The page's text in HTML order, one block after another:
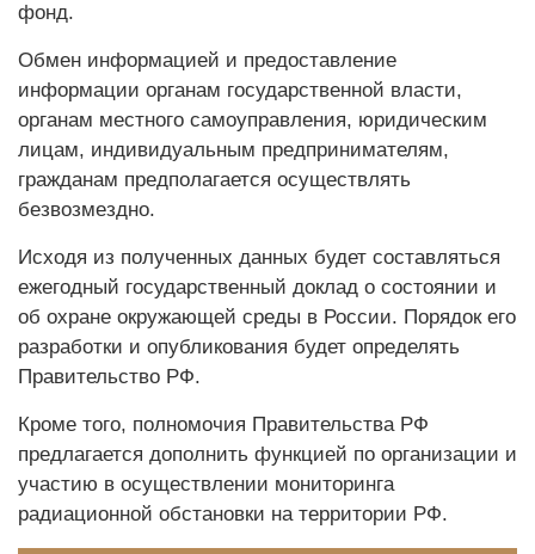
фонд.
Обмен информацией и предоставление
информации органам государственной власти,
органам местного самоуправления, юридическим
лицам, индивидуальным предпринимателям,
гражданам предполагается осуществлять
безвозмездно.
Исходя из полученных данных будет составляться
ежегодный государственный доклад о состоянии и
об охране окружающей среды в России. Порядок его
разработки и опубликования будет определять
Правительство РФ.
Кроме того, полномочия Правительства РФ
предлагается дополнить функцией по организации и
участию в осуществлении мониторинга
радиационной обстановки на территории РФ.